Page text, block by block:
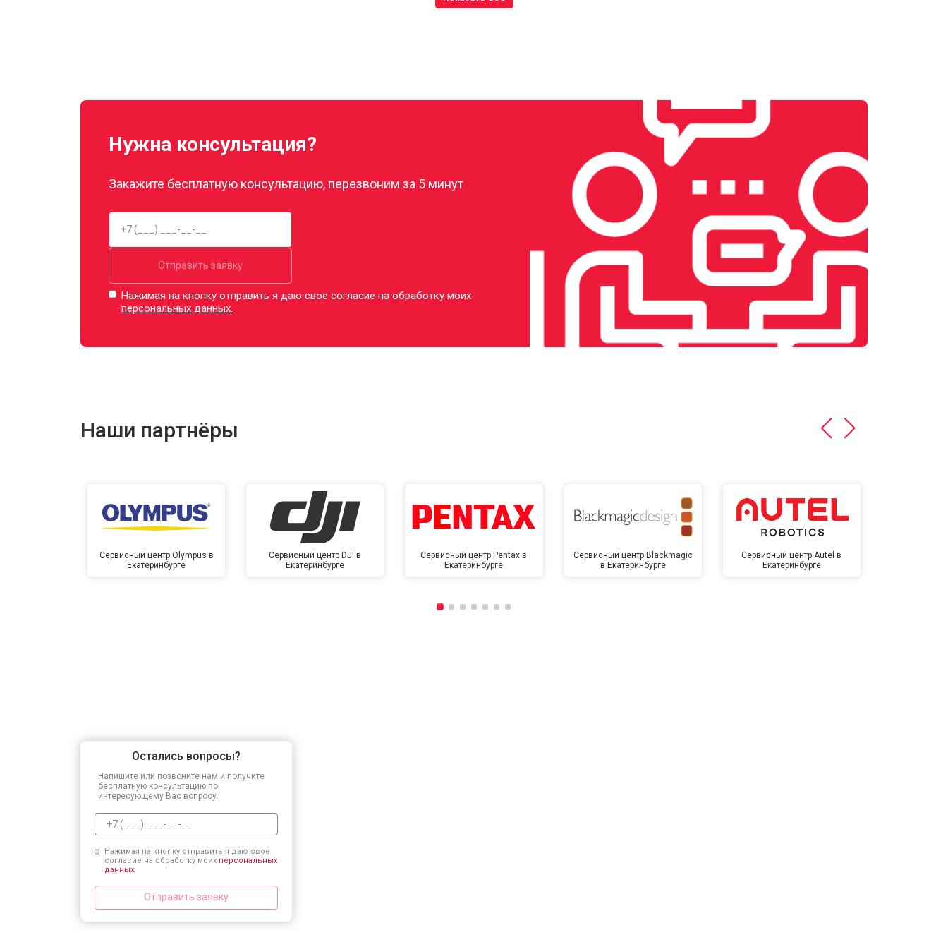
Нужна консультация?
Закажите бесплатную консультацию, перезвоним за 5 минут
Отправить заявку
Нажимая на кнопку отправить я даю свое согласие на обработку моих
персональных данных.
Наши партнёры
Сервисный центр Olympus в
Екатеринбурге
Сервисный центр DJI в
Екатеринбурге
Сервисный центр Pentax в
Екатеринбурге
Сервисный центр Blackmagic
в Екатеринбурге
Сервисный центр Autel в
Екатеринбурге
Остались вопросы?
Напишите или позвоните нам и получите
бесплатную консультацию по
интересующему Вас вопросу.
Нажимая на кнопку отправить я даю свое
согласие на обработку моих персональных
данных.
Отправить заявку